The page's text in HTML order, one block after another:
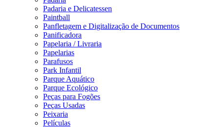
Padaria e Delicatessen
Paintball
Panfletagem e Digitalização de Documentos
Panificadora
Papelaria / Livraria
Papelarias
Parafusos
Park Infantil
Parque Aquático
Parque Ecológico
Peças para Fogões
Peças Usadas
Peixaria
Películas